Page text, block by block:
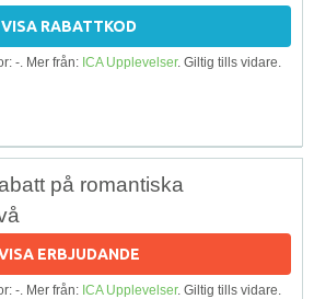
VISA RABATTKOD
-. Mer från: ICA Upplevelser. Giltig tills vidare.
på romantiska
ERBJUDANDE
-. Mer från: ICA Upplevelser. Giltig tills vidare.